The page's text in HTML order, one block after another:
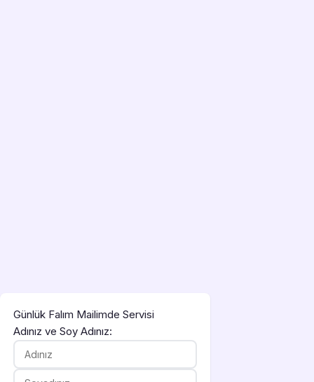
Günlük Falım Mailimde Servisi
Adınız ve Soy Adınız: